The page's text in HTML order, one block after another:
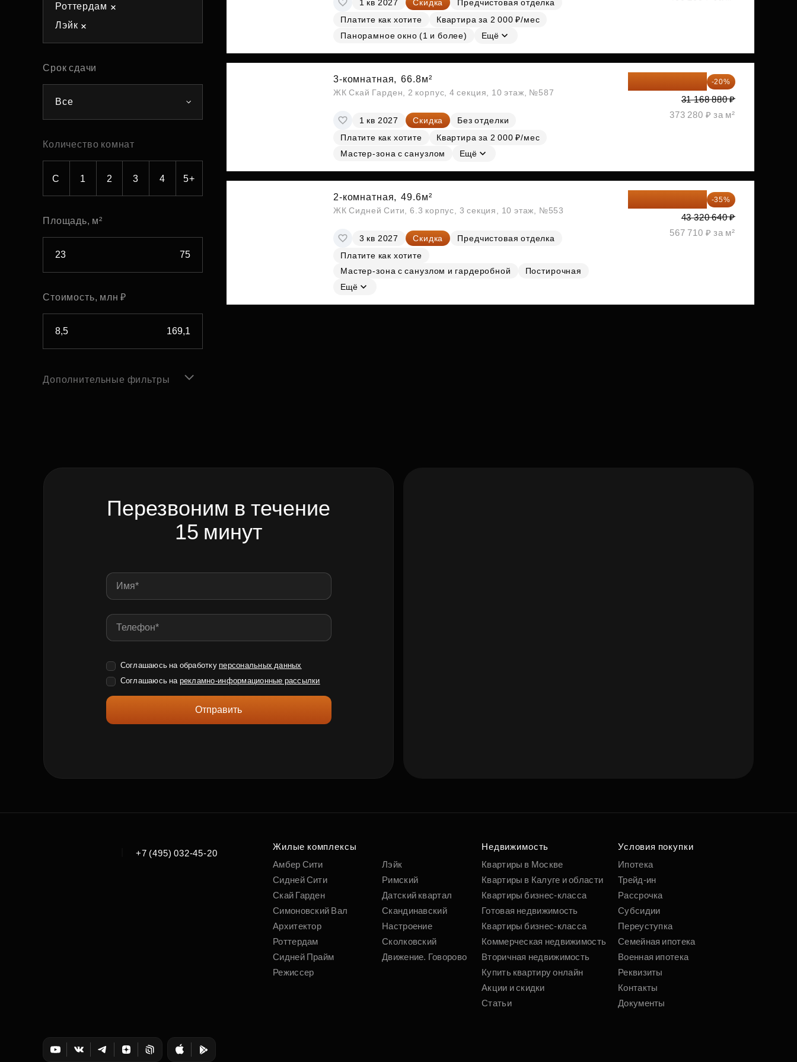
Субсидии
Роттердам
Лэйк
Срок сдачи
Все
Количество комнат
С 1 2 3 4 5+
Площадь, м²
Стоимость, млн ₽
Дополнительные фильтры
1 кв 2027 Скидка
Предчистовая отделка
Платите как хотите
Квартира за 2 000 ₽/мес
Панорамное окно (1 и более)
Ещё
3-комнатная, 66.8м²
ЖК Скай Гарден, 2 корпус, 4 секция, 10 этаж, №587
1 кв 2027 Скидка
Без отделки
Платите как хотите
Квартира за 2 000 ₽/мес
Мастер-зона с санузлом
Ещё
-20%
31 168 880 ₽
373 280 ₽ за м²
2-комнатная, 49.6м²
ЖК Сидней Сити, 6.3 корпус, 3 секция, 10 этаж, №553
3 кв 2027 Скидка
Предчистовая отделка
Платите как хотите
Мастер-зона с санузлом и гардеробной
Постирочная
Ещё
-35%
43 320 640 ₽
567 710 ₽ за м²
Перезвоним в течение
15 минут
Соглашаюсь на обработку персональных данных
Соглашаюсь на рекламно-информационные рассылки
Отправить
+7 (495) 032-45-20
Жилые комплексы
Амбер Сити
Сидней Сити
Скай Гарден
Симоновский Вал
Архитектор
Роттердам
Сидней Прайм
Режиссер
Лэйк
Римский
Датский квартал
Скандинавский
Настроение
Сколковский
Движение. Говорово
Недвижимость
Квартиры в Москве
Квартиры в Калуге и области
Квартиры бизнес-класса
Готовая недвижимость
Квартиры бизнес-класса
Коммерческая недвижимость
Вторичная недвижимость
Купить квартиру онлайн
Акции и скидки
Статьи
Условия покупки
Ипотека
Трейд-ин
Рассрочка
Субсидии
Переуступка
Семейная ипотека
Военная ипотека
Реквизиты
Контакты
Документы